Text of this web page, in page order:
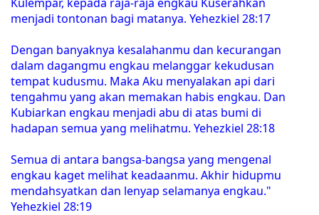
menjadi tontonan bagi matanya. Yehezkiel 28:17
Dengan banyaknya kesalahanmu dan kecurangan
dalam dagangmu engkau melanggar kekudusan
tempat kudusmu. Maka Aku menyalakan api dari
tengahmu yang akan memakan habis engkau. Dan
Kubiarkan engkau menjadi abu di atas bumi di
hadapan semua yang melihatmu. Yehezkiel 28:18
Semua di antara bangsa-bangsa yang mengenal
engkau kaget melihat keadaanmu. Akhir hidupmu
mendahsyatkan dan lenyap selamanya engkau."
Yehezkiel 28:19